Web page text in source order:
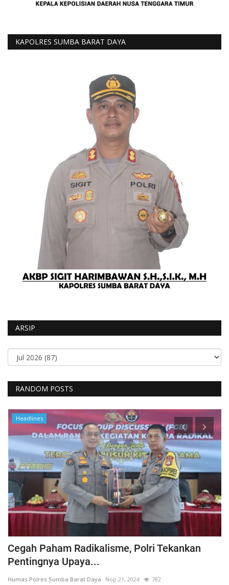
KAPOLRES SUMBA BARAT DAYA
ARSIP
RANDOM POSTS
Headlines
Cegah Paham Radikalisme, Polri Tekankan
Pentingnya Upaya...
Humas Polres Sumba Barat Daya Nop 21, 2024 782